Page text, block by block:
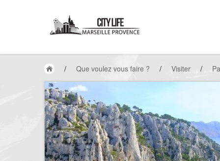
/ Que voulez vous faire ? / Visiter /